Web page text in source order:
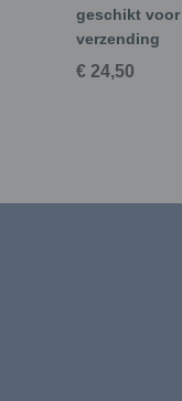
geschikt voor
verzending
€ 24,50